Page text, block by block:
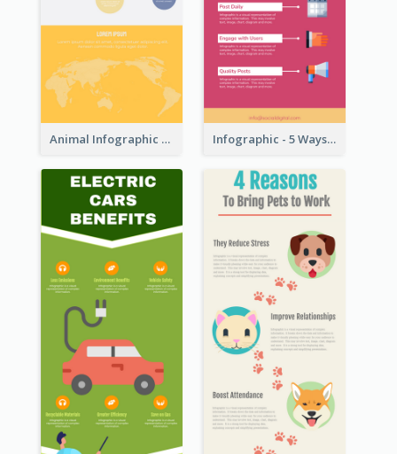
Animal Infographic Infographic - 5 Ways to Improve Instagram